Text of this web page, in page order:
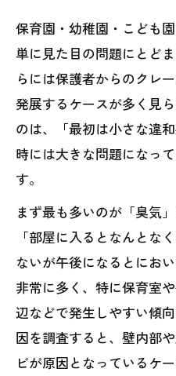
保育園・幼稚園・こども
単に見た目の問題にとど
らには保護者からのクレ
発展するケースが多く見
のは、「最初は小さな違
時には大きな問題になっ
す。
まず最も多いのが「臭気
「部屋に入るとなんとな
ないが午後になるとにお
非常に多く、特に保育室
辺などで発生しやすい傾
因を調査すると、壁内部
ビが原因となっているケ